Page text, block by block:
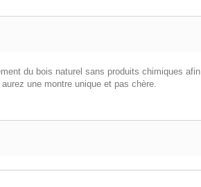
du bois naturel sans produits chimiques afin
une montre unique et pas chère.